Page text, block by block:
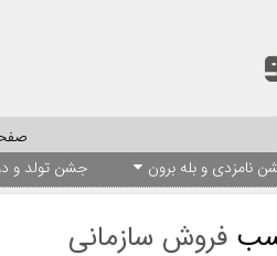
نامزدی و بله برون جشن تولد و
فروش سازمانی